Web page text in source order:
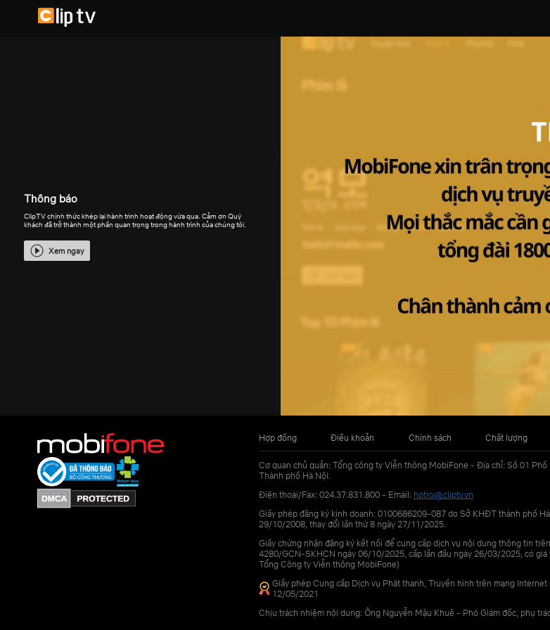
Thông báo
ClipTV chính thức khép lại hành trình hoạt động vừa qua. Cảm ơn Quý
khách đã trở thành một phần quan trọng trong hành trình của chúng tôi.
Xem ngay
Hợp đồng Điều khoản Chính sách Chất lượng
Cơ quan chủ quản: Tổng công ty Viễn thông MobiFone - Địa chỉ: Số 01 Phố
Thành phố Hà Nội.
Điện thoại/Fax: 024.37.831.800 - Email: hotro@cliptv.vn
Giấy phép đăng ký kinh doanh: 0100686209-087 do Sở KHĐT thành phố
29/10/2008, thay đổi lần thứ 8 ngày 27/11/2025.
Giấy chứng nhận đăng ký kết nối để cung cấp dịch vụ nội dung thông tin
4280/GCN-SKHCN ngày 06/10/2025, cấp lần đầu ngày 26/03/2025, có
Tổng Công ty Viễn thông MobiFone)
Giấy phép Cung cấp Dịch vụ Phát thanh, Truyền hình trên mạng
12/05/2021
Chịu trách nhiệm nội dung: Ông Nguyễn Mậu Khuê - Phó Giám đốc, phụ